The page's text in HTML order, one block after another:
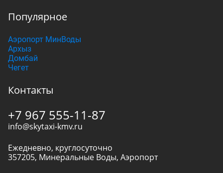
Популярное
Аэропорт МинВоды
Архыз
Домбай
Чегет
Контакты
+7 967 555-11-87
info@skytaxi-kmv.ru
Ежедневно, круглосуточно
357205, Минеральные Воды, Аэропорт